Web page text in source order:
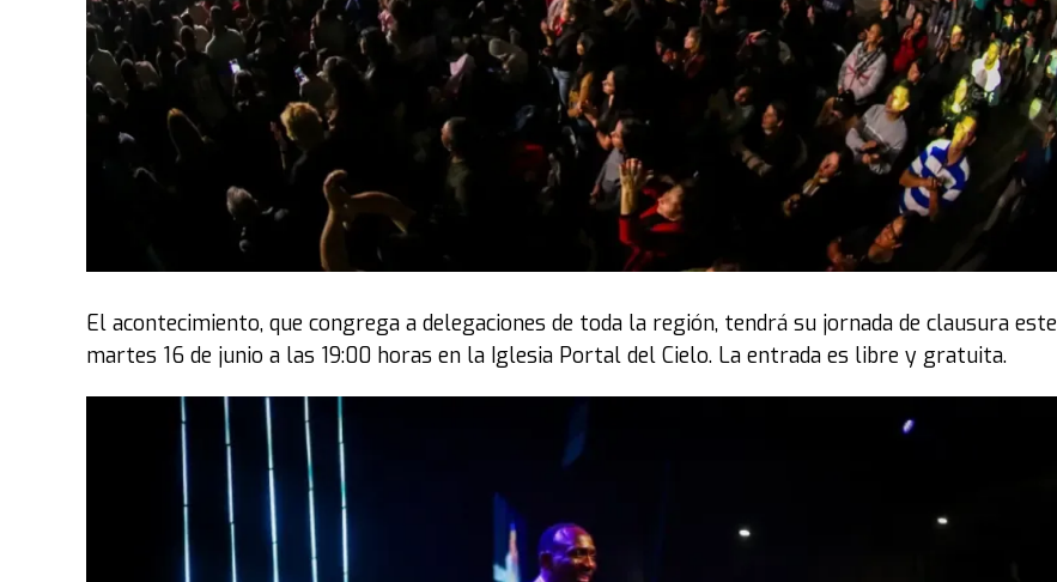
El acontecimiento, que congrega a delegaciones de toda la región, tendrá su jornada de clausura este
martes 16 de junio a las 19:00 horas en la Iglesia Portal del Cielo. La entrada es libre y gratuita.